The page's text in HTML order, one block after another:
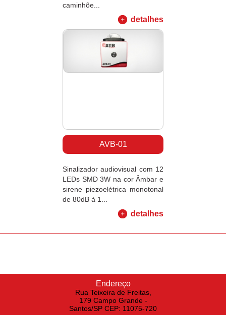
caminhõe...
detalhes
AVB-01
Sinalizador audiovisual com 12
LEDs SMD 3W na cor Âmbar e
sirene piezoelétrica monotonal
de 80dB à 1...
detalhes
Endereço
Rua Teixeira de Freitas,
179 Campo Grande -
Santos/SP CEP: 11075-720